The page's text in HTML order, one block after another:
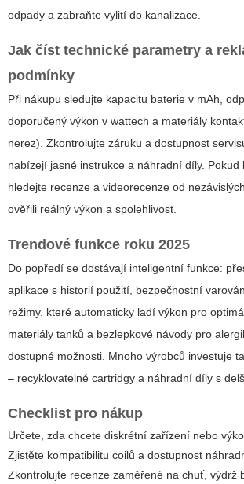
odpady a zabraňte vylití do kanalizace.
Jak číst technické parametry a
podmínky
Při nákupu sledujte kapacitu baterie v mAh,
doporučený výkon v wattech a materiály
nerez). Zkontrolujte záruku a dostupnost
nabízejí jasné instrukce a náhradní díly. Pokud
hledejte recenze a videorecenze od
ověřili reálný výkon a spolehlivost.
Trendové funkce roku 2025
Do popředí se dostávají inteligentní funkce:
aplikace s historií použití, bezpečnostní
režimy, které automaticky ladí výkon pro
materiály tanků a bezlepkové návody pro
dostupné možnosti. Mnoho výrobců investuje
– recyklovatelné cartridgy a náhradní díly s
Checklist pro nákup
Určete, zda chcete diskrétní zařízení nebo
Zjistěte kompatibilitu coilů a dostupnost
Zkontrolujte recenze zaměřené na chuť, výdrž